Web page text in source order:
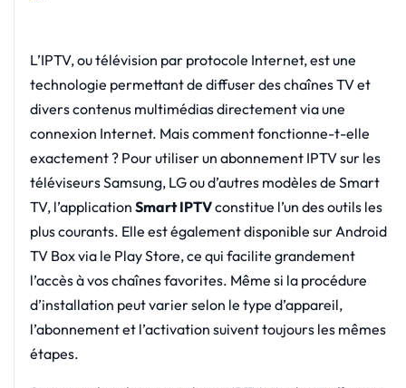
L’IPTV, ou télévision par protocole Internet, est une
technologie permettant de diffuser des chaînes TV et
divers contenus multimédias directement via une
connexion Internet. Mais comment fonctionne-t-elle
exactement ? Pour utiliser un abonnement IPTV sur les
téléviseurs Samsung, LG ou d’autres modèles de Smart
TV, l’application Smart IPTVconstitue l’un des outils les
plus courants. Elle est également disponible sur Android
TV Box via le Play Store, ce qui facilite grandement
l’accès à vos chaînes favorites. Même si la procédure
d’installation peut varier selon le type d’appareil,
l’abonnement et l’activation suivent toujours les mêmes
étapes.